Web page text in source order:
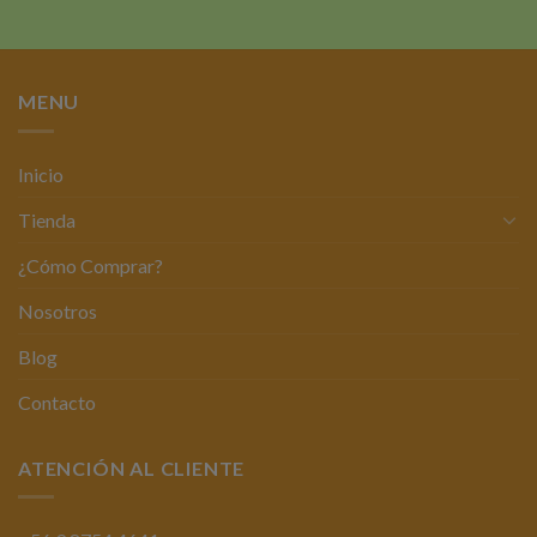
MENU
Inicio
Tienda
¿Cómo Comprar?
Nosotros
Blog
Contacto
ATENCIÓN AL CLIENTE